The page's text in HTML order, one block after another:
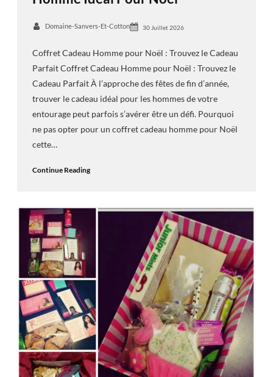
Domaine-Sanvers-Et-Cotton 30 Juillet 2026
Coffret Cadeau Homme pour Noël : Trouvez le Cadeau
Parfait Coffret Cadeau Homme pour Noël : Trouvez le
Cadeau Parfait À l’approche des fêtes de fin d’année,
trouver le cadeau idéal pour les hommes de votre
entourage peut parfois s’avérer être un défi. Pourquoi
ne pas opter pour un coffret cadeau homme pour Noël
cette…
Continue Reading